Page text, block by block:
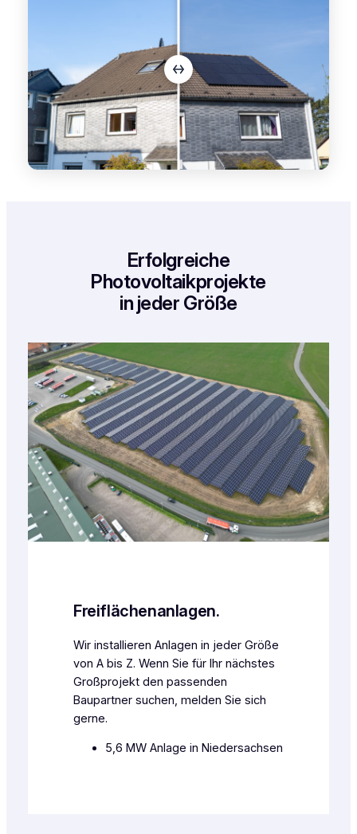
Erfolgreiche
Photovoltaikprojekte
in jeder Größe
Freiflächenanlagen.
Wir installieren Anlagen in jeder Größe
von A bis Z. Wenn Sie für Ihr nächstes
Großprojekt den passenden
Baupartner suchen, melden Sie sich
gerne.
5,6 MW Anlage in Niedersachsen